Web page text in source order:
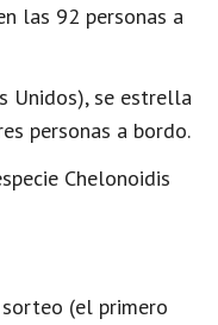
las 92 personas a
Unidos), se estrella
personas a bordo.
Chelonoidis
(el primero